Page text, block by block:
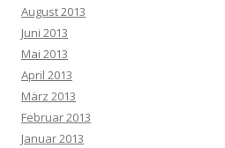
August 2013
Juni 2013
Mai 2013
April 2013
März 2013
Februar 2013
Januar 2013